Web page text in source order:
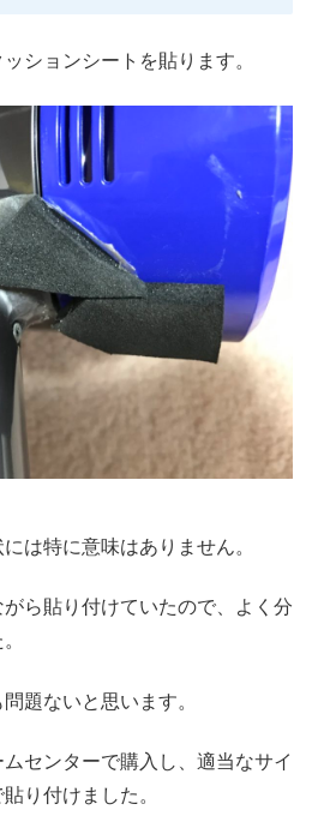
ションシートを貼ります。
は特に意味はありません。
ら貼り付けていたので、よく分
題ないと思います。
センターで購入し、適当なサイ
り付けました。